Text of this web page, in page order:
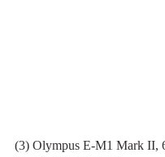
(3) Olympus E-M1 Mark II,